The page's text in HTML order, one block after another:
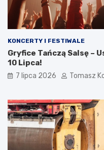
KONCERTY I FESTIWALE
Gryfice Tańczą Salsę –
10 Lipca!
7 lipca 2026 Tomasz